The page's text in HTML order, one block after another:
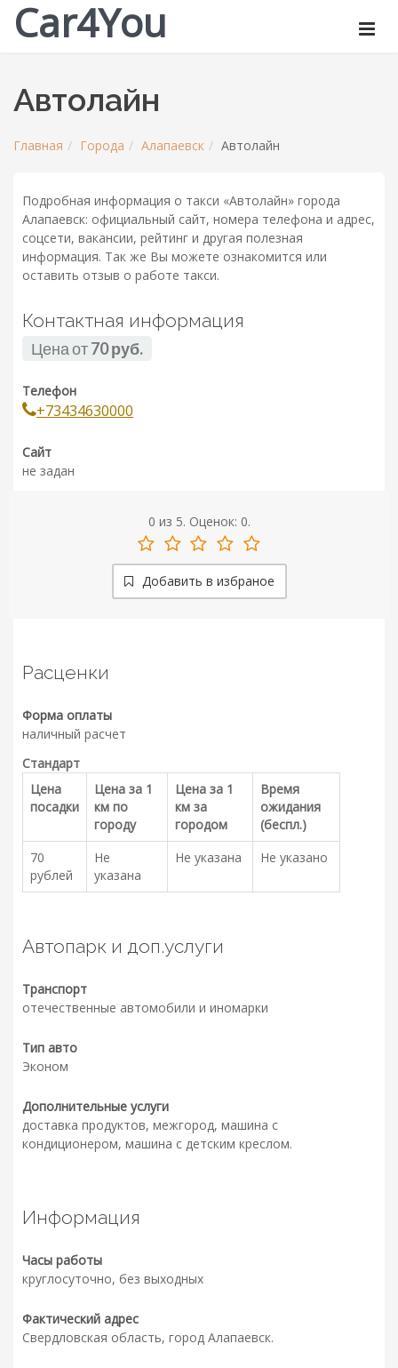
Car4You
Автолайн
Главная Города Алапаевск Автолайн
Подробная информация о такси «Автолайн» города
Алапаевск: официальный сайт, номера телефона и адрес,
соцсети, вакансии, рейтинг и другая полезная
информация. Так же Вы можете ознакомится или
оставить отзыв о работе такси.
Контактная информация
Цена от70 руб.
Телефон
+73434630000
Сайт
не задан
0 из 5. Оценок: 0.
Добавить в избраное
Расценки
Форма оплаты
наличный расчет
Стандарт
Цена
посадки
Цена за 1
км по
городу
Цена за 1
км за
городом
Время
ожидания
(беспл.)
70
рублей
Не
указана
Не указана Не указано
Автопарк и доп.услуги
Транспорт
отечественные автомобили и иномарки
Тип авто
Эконом
Дополнительные услуги
доставка продуктов, межгород, машина с
кондиционером, машина с детским креслом.
Информация
Часы работы
круглосуточно, без выходных
Фактический адрес
Свердловская область, город Алапаевск.